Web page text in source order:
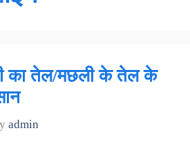
का तेल/मछली के तेल के
admin